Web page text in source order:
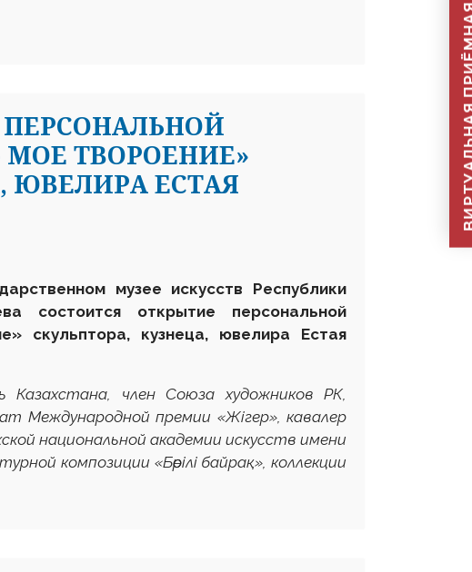
ТВОРОЕНИЕ»
ЮВЕЛИРА ЕСТАЯ
музее искусств Республики
состоится открытие персональной
» скульптора, кузнеца, ювелира Естая
член Союза художников РК,
Международной премии «Жігер», кавалер
национальной академии искусств имени
композиции «Бөрілі байрақ», коллекции